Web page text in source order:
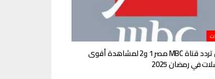
استقبل تردد قناة MBC مصر 1 و2 لمشاهدة أقوى
في رمضان 2025